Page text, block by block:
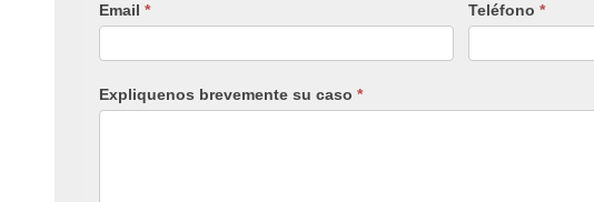
Email * Teléfono *
Expliquenos brevemente su caso *